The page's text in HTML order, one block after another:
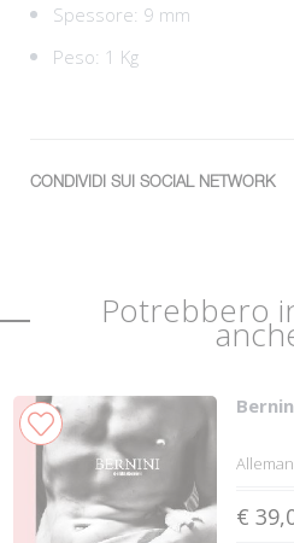
Spessore: 9 mm
Peso: 1 Kg
CONDIVIDI SUI SOCIAL NETWORK
Potrebbero
€